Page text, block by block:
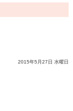
2015年5月27日 水曜日